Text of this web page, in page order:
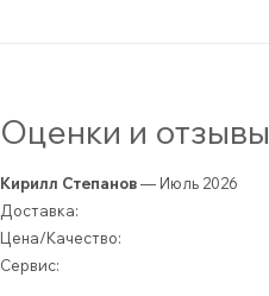
Оценки и отзывы
Кирилл Степанов— Июль 2026
Доставка:
Цена/Качество:
Сервис: